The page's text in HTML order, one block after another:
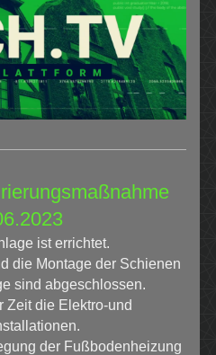
ist errichtet.
die Montage der Schienen
sind abgeschlossen.
Zeit die Elektro-und
der Fußbodenheizung